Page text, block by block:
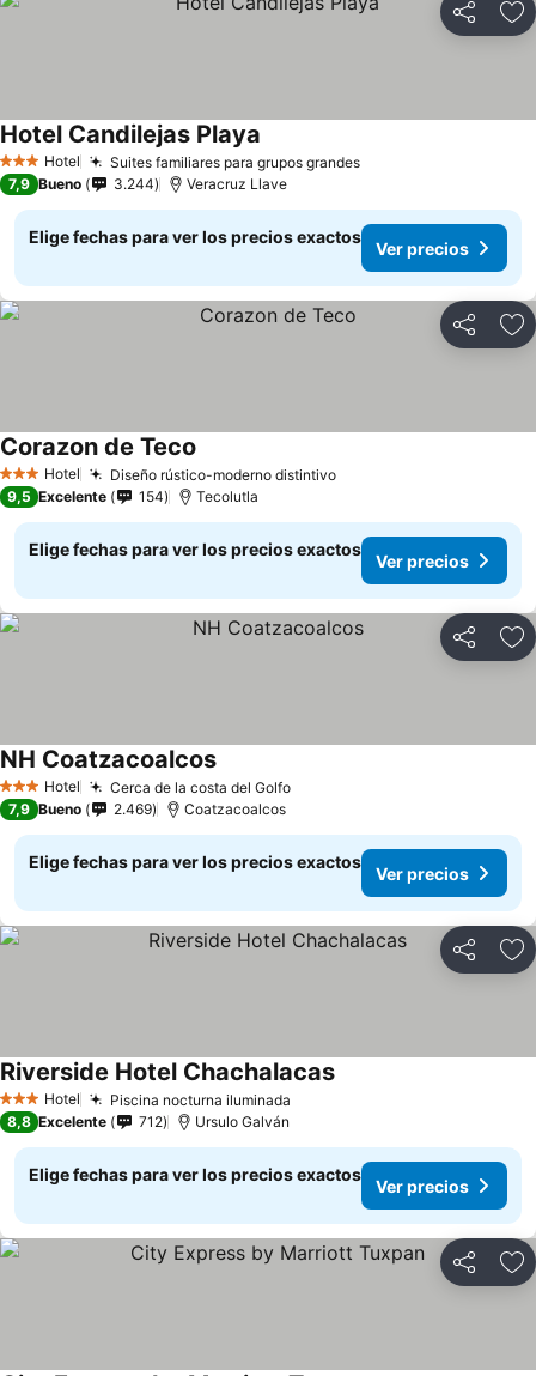
Compartir
3 Estrellas
Hotel Suites familiares para grupos grandesVer precios
Hotel Candilejas Playa
7,9 Bueno 3.244 Veracruz Llave
Elige fechas para ver los precios exactos
Ver precios
Compartir
3 Estrellas
Hotel Diseño rústico-moderno distintivoVer precios
Corazon de Teco
9,5 Excelente 154 Tecolutla
Elige fechas para ver los precios exactos
Ver precios
Compartir
3 Estrellas
Hotel Cerca de la costa del GolfoVer precios
NH CoatzacoalcosVer precios
7,9 Bueno 2.469 Coatzacoalcos
Elige fechas para ver los precios exactos
Ver precios
Compartir
3 Estrellas
Hotel Piscina nocturna iluminada
Riverside Hotel ChachalacasVer precios
8,8 Excelente 712 Ursulo Galván
Elige fechas para ver los precios exactos
Ver precios
Compartir